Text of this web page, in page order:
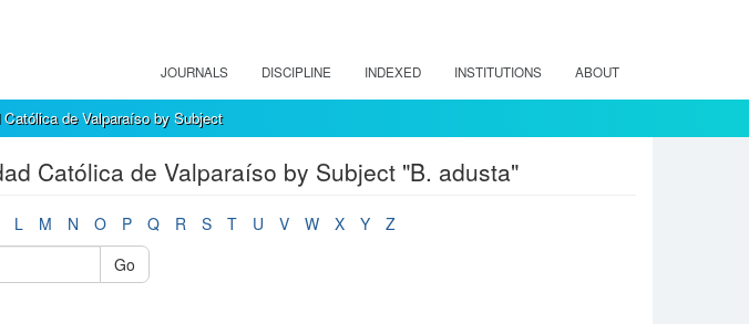
JOURNALS DISCIPLINE INDEXED INSTITUTIONS ABOUT
de Valparaíso by Subject
Católica de Valparaíso by Subject "B. adusta"
L M N O P Q R S T U V W X Y
Z
Go